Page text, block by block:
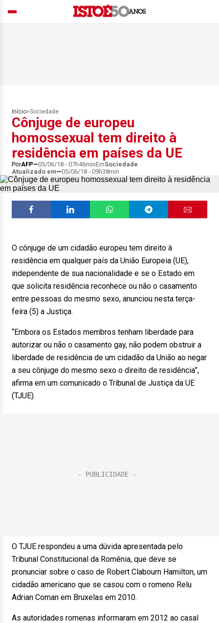
Início>Sociedade
Cônjuge de europeu
homossexual tem direito à
residência em países da UE
PorAFP 05/06/18 - 07h46minEmSociedade
Atualizado em
05/06/18 - 09h38min
O cônjuge de um cidadão europeu tem direito à
residência em qualquer país da União Europeia (UE),
independente de sua nacionalidade e se o Estado em
que solicita residência reconhece ou não o casamento
entre pessoas do mesmo sexo, anunciou nesta terça-
feira (5) a Justiça.
“Embora os Estados membros tenham liberdade para
autorizar ou não o casamento gay, não podem obstruir a
liberdade de residência de um cidadão da União ao negar
a seu cônjuge do mesmo sexo o direito de residência”,
afirma em um comunicado o Tribunal de Justiça da UE
(TJUE).
O TJUE respondeu a uma dúvida apresentada pelo
Tribunal Constitucional da Romênia, que deve se
pronunciar sobre o caso de Robert Clabourn Hamilton, um
cidadão americano que se casou com o romeno Relu
Adrian Coman em Bruxelas em 2010.
As autoridades romenas informaram em 2012 ao casal